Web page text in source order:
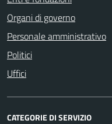
Organi di governo
Personale amministrativo
Politici
Uffici
CATEGORIE DI SERVIZIO